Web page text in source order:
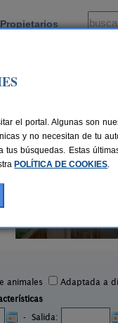
animales
Adaptada a
- Salida:
el portal. Algunas son
y no necesitan de tu
búsquedas. Estas
POLÍTICA DE COOKIES.